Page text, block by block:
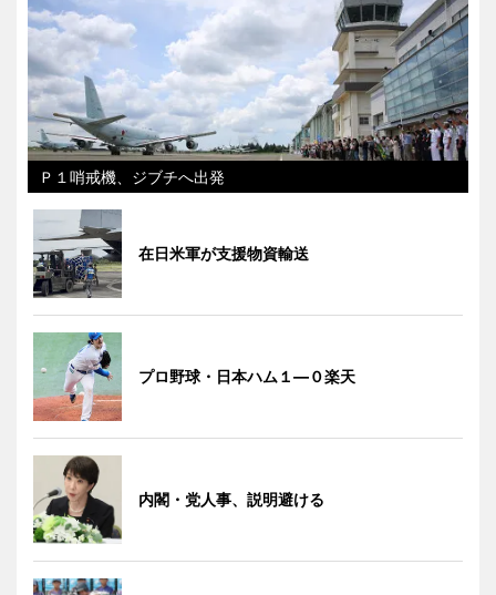
Ｐ１哨戒機、ジブチへ出発
在日米軍が支援物資輸送
プロ野球・日本ハム１―０楽天
内閣・党人事、説明避ける